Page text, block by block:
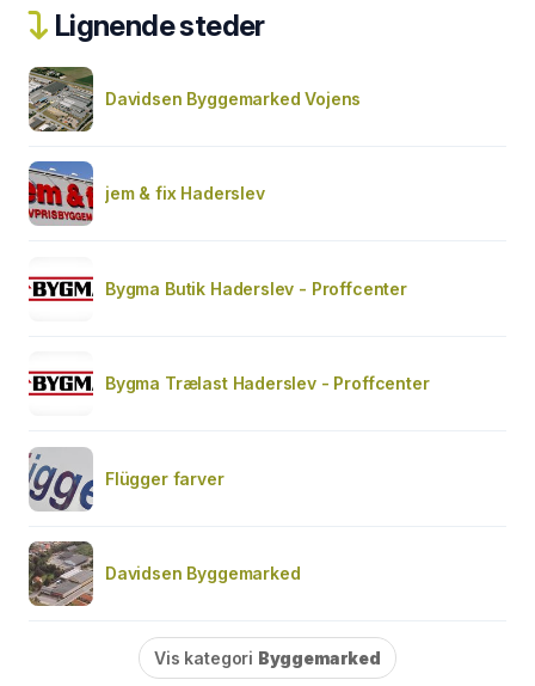
Lignende steder
Davidsen Byggemarked Vojens
jem & fix Haderslev
Bygma Butik Haderslev - Proffcenter
Bygma Trælast Haderslev - Proffcenter
Flügger farver
Davidsen Byggemarked
Vis kategori Byggemarked